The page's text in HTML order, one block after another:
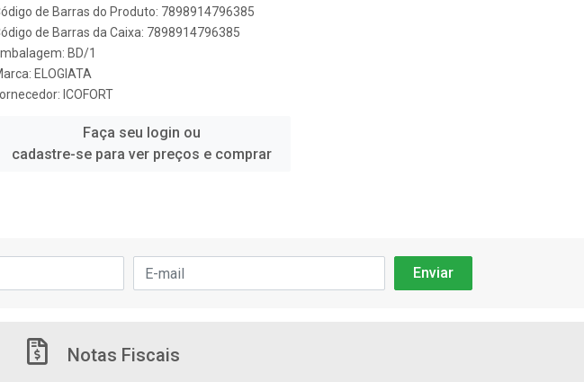
de Barras do Produto: 7898914796385
de Barras da Caixa: 7898914796385
BD/1
ELOGIATA
ICOFORT
Faça seu login ou
cadastre-se para ver preços e comprar
Notas Fiscais